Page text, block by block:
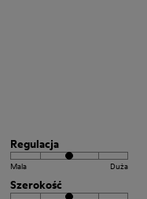
Regulacja
Mala Duża
Szerokość